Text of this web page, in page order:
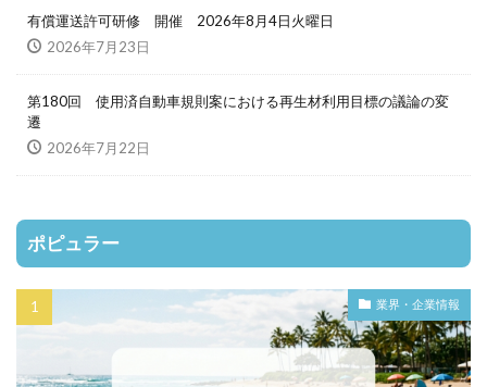
有償運送許可研修 開催 2026年8月4日火曜日
2026年7月23日
第180回 使用済自動車規則案における再生材利用目標の議論の変
遷
2026年7月22日
ポピュラー
業界・企業情報